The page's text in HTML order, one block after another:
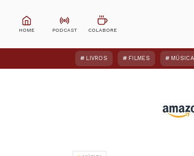
LIVROS FILMES MÚSICA